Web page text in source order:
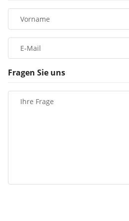
Vorname
E-Mail
Fragen Sie uns
Ihre Frage